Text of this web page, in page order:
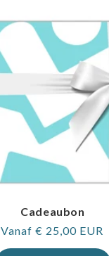
Cadeaubon
Normale
prijs
Vanaf € 25,00 EUR